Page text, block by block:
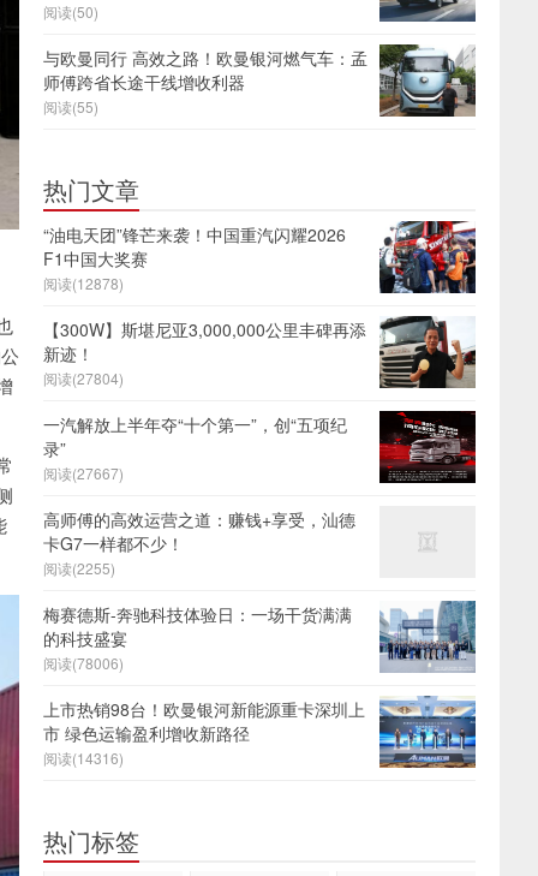
阅读(50)
与欧曼同行 高效之路！欧曼银河燃气车：孟
师傅跨省长途干线增收利器
阅读(55)
热门文章
“油电天团”锋芒来袭！中国重汽闪耀2026
F1中国大奖赛
阅读(12878)
【300W】斯堪尼亚3,000,000公里丰碑再添
新迹！
阅读(27804)
一汽解放上半年夺“十个第一”，创“五项纪
录”
阅读(27667)
高师傅的高效运营之道：赚钱+享受，汕德
卡G7一样都不少！
阅读(2255)
梅赛德斯-奔驰科技体验日：一场干货满满
的科技盛宴
阅读(78006)
上市热销98台！欧曼银河新能源重卡深圳上
市 绿色运输盈利增收新路径
阅读(14316)
热门标签